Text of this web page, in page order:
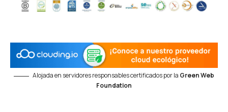
Alojada en servidores responsables certificados por la Green Web
Foundation